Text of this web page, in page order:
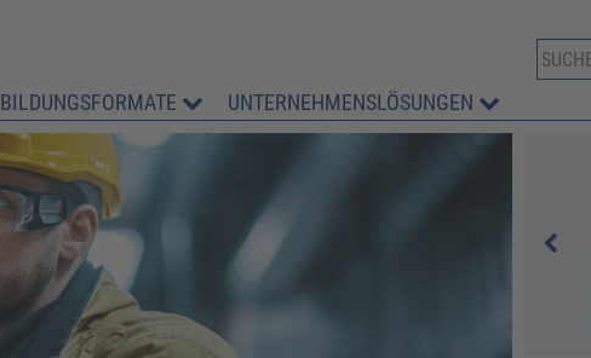
BILDUNGSFORMATE UNTERNEHMENSLÖSUNGEN
" Ich war sehr zufrieden."